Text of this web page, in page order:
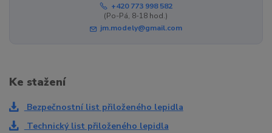
+420 773 998 582
(Po-Pá, 8-18 hod.)
jm.modely@gmail.com
Ke stažení
Bezpečnostní list přiloženého lepidla
Technický list přiloženého lepidla